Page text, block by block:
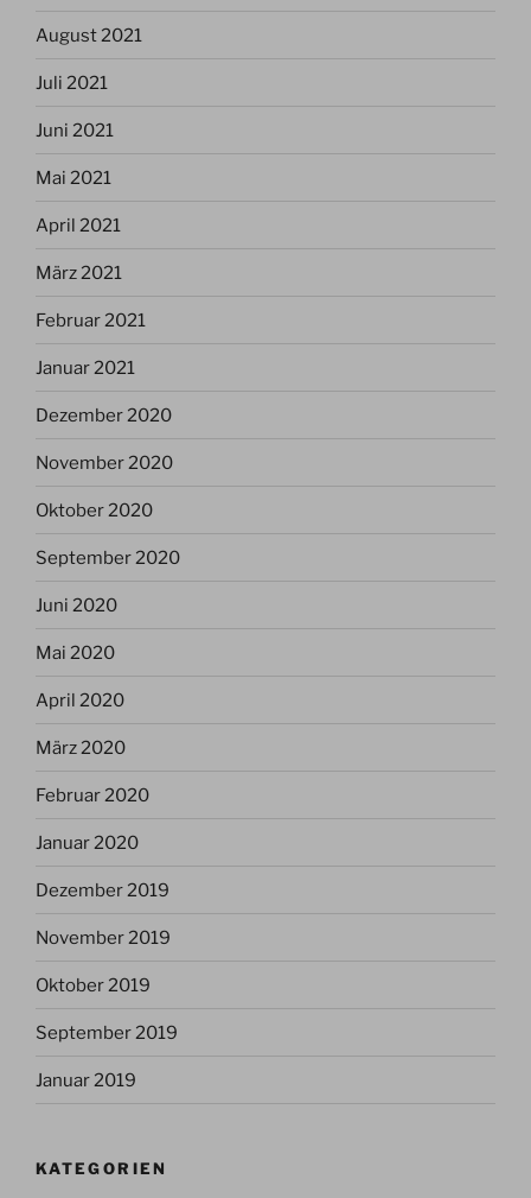
August 2021
Juli 2021
Juni 2021
Mai 2021
April 2021
März 2021
Februar 2021
Januar 2021
Dezember 2020
November 2020
Oktober 2020
September 2020
Juni 2020
Mai 2020
April 2020
März 2020
Februar 2020
Januar 2020
Dezember 2019
November 2019
Oktober 2019
September 2019
Januar 2019
KATEGORIEN